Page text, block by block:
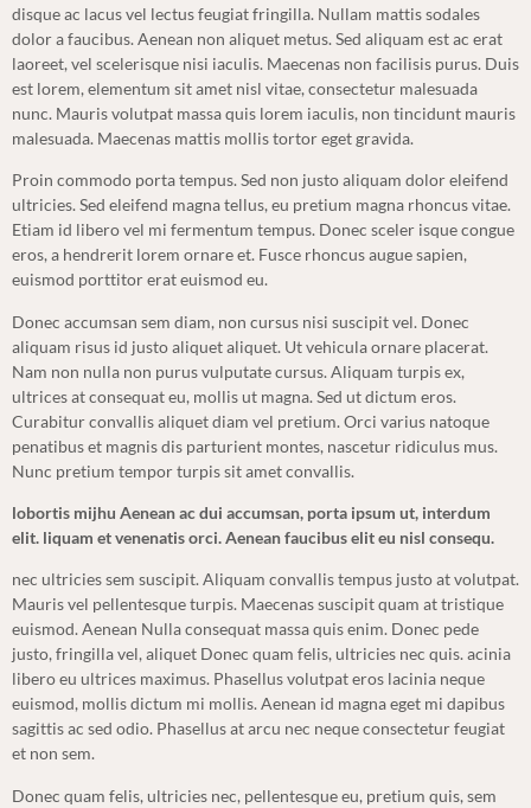
disque ac lacus vel lectus feugiat fringilla. Nullam mattis sodales
dolor a faucibus. Aenean non aliquet metus. Sed aliquam est ac erat
laoreet, vel scelerisque nisi iaculis. Maecenas non facilisis purus. Duis
est lorem, elementum sit amet nisl vitae, consectetur malesuada
nunc. Mauris volutpat massa quis lorem iaculis, non tincidunt mauris
malesuada. Maecenas mattis mollis tortor eget gravida.
Proin commodo porta tempus. Sed non justo aliquam dolor eleifend
ultricies. Sed eleifend magna tellus, eu pretium magna rhoncus vitae.
Etiam id libero vel mi fermentum tempus. Donec sceler isque congue
eros, a hendrerit lorem ornare et. Fusce rhoncus augue sapien,
euismod porttitor erat euismod eu.
Donec accumsan sem diam, non cursus nisi suscipit vel. Donec
aliquam risus id justo aliquet aliquet. Ut vehicula ornare placerat.
Nam non nulla non purus vulputate cursus. Aliquam turpis ex,
ultrices at consequat eu, mollis ut magna. Sed ut dictum eros.
Curabitur convallis aliquet diam vel pretium. Orci varius natoque
penatibus et magnis dis parturient montes, nascetur ridiculus mus.
Nunc pretium tempor turpis sit amet convallis.
lobortis mijhu Aenean ac dui accumsan, porta ipsum ut, interdum
elit. liquam et venenatis orci. Aenean faucibus elit eu nisl consequ.
nec ultricies sem suscipit. Aliquam convallis tempus justo at volutpat.
Mauris vel pellentesque turpis. Maecenas suscipit quam at tristique
euismod. Aenean Nulla consequat massa quis enim. Donec pede
justo, fringilla vel, aliquet Donec quam felis, ultricies nec quis. acinia
libero eu ultrices maximus. Phasellus volutpat eros lacinia neque
euismod, mollis dictum mi mollis. Aenean id magna eget mi dapibus
sagittis ac sed odio. Phasellus at arcu nec neque consectetur feugiat
et non sem.
Donec quam felis, ultricies nec, pellentesque eu, pretium quis, sem